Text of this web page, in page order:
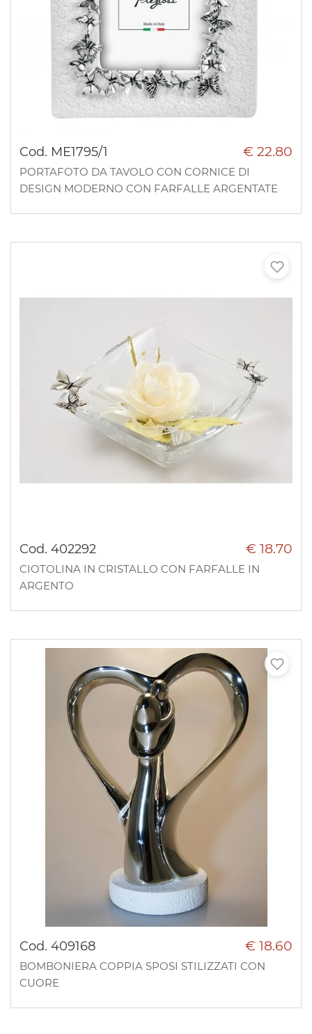
Cod. ME1795/1 € 22.80
PORTAFOTO DA TAVOLO CON CORNICE DI
DESIGN MODERNO CON FARFALLE ARGENTATE
Cod. 402292 € 18.70
CIOTOLINA IN CRISTALLO CON FARFALLE IN
ARGENTO
Cod. 409168 € 18.60
BOMBONIERA COPPIA SPOSI STILIZZATI CON
CUORE